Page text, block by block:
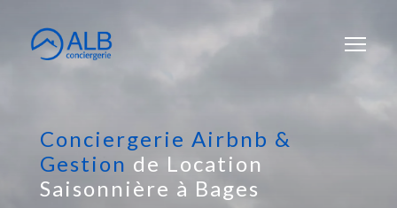
Conciergerie Airbnb &
Gestion de Location
Saisonnière à Bages